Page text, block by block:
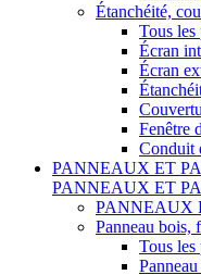
Étanchéité,
Tous les
Écran
Écran
Fenêtre
Conduit
PANNEAUX ET
PANNEAUX ET
PANNEAUX
Panneau bois,
Tous les